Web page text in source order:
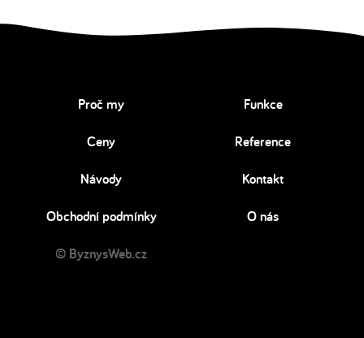
Proč my Funkce
Ceny Reference
Návody Kontakt
Obchodní podmínky O nás
© ByznysWeb.cz